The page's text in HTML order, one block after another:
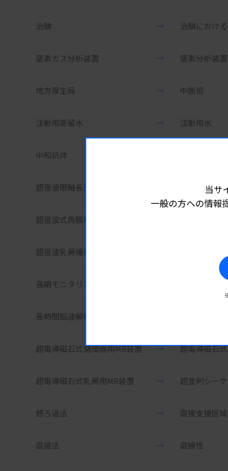
治験 →
窒素ガス分析装置 → 窒素分析装置
地方厚生局 → 中医協
注射用蒸留水 → 注射用水
中和抗体
超音波眼軸長測定装置 超音波骨密
超音波式角膜厚さ計
超音波乳房撮影装置
長期モニタリングスパイロメータ 長時間心電
長時間脳波解析装置
超電導磁石式循環器用MR装置 → 超電導磁石
超電導磁石式乳房用MR装置 → 超並列シー
超ろ過法 → 直接支援区域
直接法 → 直線性
当サ
一般の方への情報